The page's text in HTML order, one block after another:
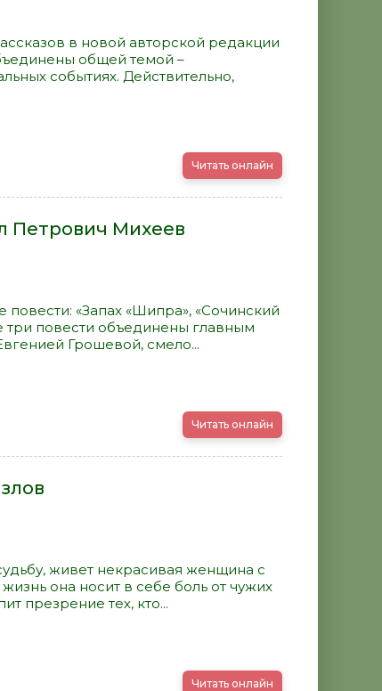
в новой авторской редакции
общей темой –
событиях. Действительно,
Читать онлайн
Петрович Михеев
«Запах «Шипра», «Сочинский
три повести объединены главным
Грошевой, смело...
Читать онлайн
живет некрасивая женщина с
она носит в себе боль от чужих
презрение тех, кто...
Читать онлайн